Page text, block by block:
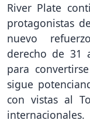
River Plate
protagonistas
nuevo
derecho de 31
para
sigue
con vistas al
internacionales.